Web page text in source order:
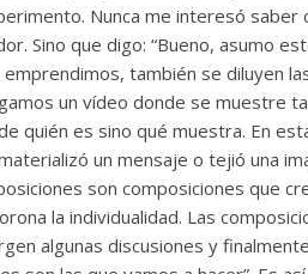
Nunca me interesó saber
Sino que digo: “Bueno, asumo
también se diluyen
un vídeo donde se muestre
quién es sino qué muestra. En
un mensaje o tejió una
son composiciones que
la individualidad. Las
algunas discusiones y